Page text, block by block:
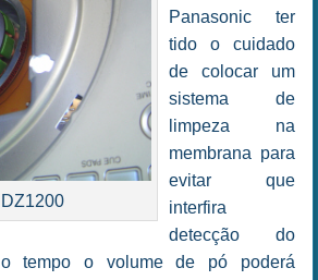
Panasonic ter
tido o cuidado
de colocar um
sistema de
limpeza na
membrana para
evitar que
interfira
detecção do
o tempo o volume de pó poderá